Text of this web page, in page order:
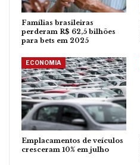
Famílias brasileiras
perderam R$ 62,5 bilhões
para bets em 2025
ECONOMIA
Emplacamentos de veículos
cresceram 10% em julho